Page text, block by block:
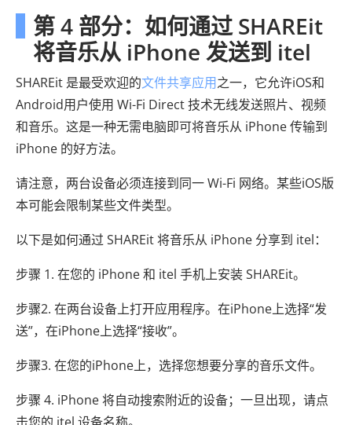
第 4 部分：如何通过 SHAREit
将音乐从 iPhone 发送到 itel
SHAREit 是最受欢迎的文件共享应用之一，它允许iOS和
Android用户使用 Wi-Fi Direct 技术无线发送照片、视频
和音乐。这是一种无需电脑即可将音乐从 iPhone 传输到
iPhone 的好方法。
请注意，两台设备必须连接到同一 Wi-Fi 网络。某些iOS版
本可能会限制某些文件类型。
以下是如何通过 SHAREit 将音乐从 iPhone 分享到 itel：
步骤 1. 在您的 iPhone 和 itel 手机上安装 SHAREit。
步骤2. 在两台设备上打开应用程序。在iPhone上选择“发
送”，在iPhone上选择“接收”。
步骤3. 在您的iPhone上，选择您想要分享的音乐文件。
步骤 4. iPhone 将自动搜索附近的设备；一旦出现，请点